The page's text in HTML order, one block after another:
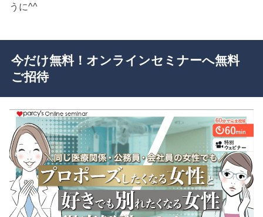
うに^^
今だけ無料！オンラインセミナーへ無料
ご招待